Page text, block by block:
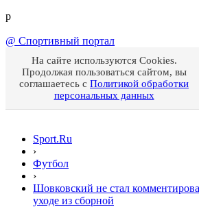
p
@ Спортивный портал
На сайте используются Cookies.
Продолжая пользоваться сайтом, вы
соглашаетесь с Политикой обработки
персональных данных
Sport.Ru
›
Футбол
›
Шовковский не стал
уходе из сборной